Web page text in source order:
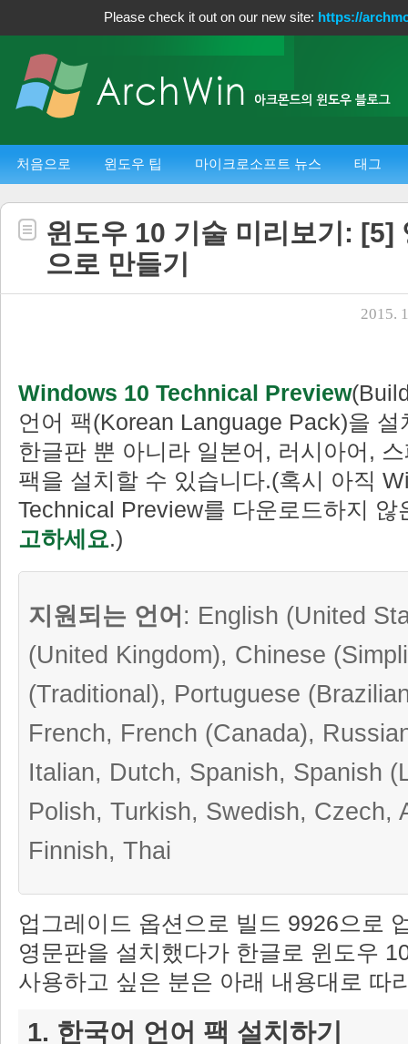
Please check it out on our new site: https://
처음으로 윈도우 팁 마이크로소프트 뉴스 태그
윈도우 10 기술 미리보기: [5]
으로 만들기
2015.
Windows 10 Technical Preview
언어 팩(Korean Language Pack)을
한글판 뿐 아니라 일본어, 러시아어,
팩을 설치할 수 있습니다.(혹시 아직
Technical Preview를 다운로드하지
고하세요.)
지원되는 언어 : English (United
(United Kingdom), Chinese
(Traditional), Portuguese
French, French (Canada),
Italian, Dutch, Spanish, Spanish
Polish, Turkish, Swedish, Czech,
Finnish, Thai
업그레이드 옵션으로 빌드 9926으로
영문판을 설치했다가 한글로 윈도우
사용하고 싶은 분은 아래 내용대로 따
1. 한국어 언어 팩 설치하기